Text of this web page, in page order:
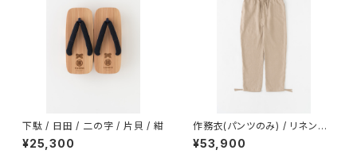
下駄 / 日田 / 二の字 / 片貝 / 紺
¥25,300
作務衣(パンツのみ) / リネンラ
ミー / からみ織 / BEIGE
¥53,900